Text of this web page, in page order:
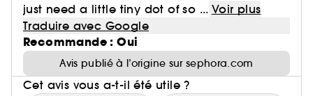
just need a little tiny dot of so ... Voir plus
Traduire avec Google
Recommande : Oui
Avis publié à l’origine sur sephora.com
Cet avis vous a-t-il été utile ?